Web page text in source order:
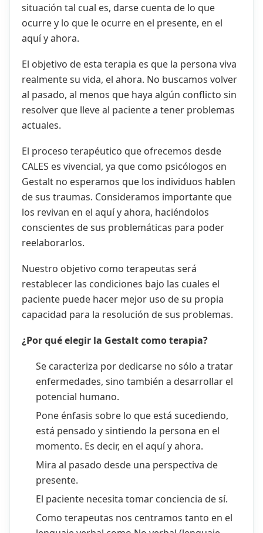
situación tal cual es, darse cuenta de lo que
ocurre y lo que le ocurre en el presente, en el
aquí y ahora.
El objetivo de esta terapia es que la persona viva
realmente su vida, el ahora. No buscamos volver
al pasado, al menos que haya algún conflicto sin
resolver que lleve al paciente a tener problemas
actuales.
El proceso terapéutico que ofrecemos desde
CALES es vivencial, ya que como psicólogos en
Gestalt no esperamos que los individuos hablen
de sus traumas. Consideramos importante que
los revivan en el aquí y ahora, haciéndolos
conscientes de sus problemáticas para poder
reelaborarlos.
Nuestro objetivo como terapeutas será
restablecer las condiciones bajo las cuales el
paciente puede hacer mejor uso de su propia
capacidad para la resolución de sus problemas.
¿Por qué elegir la Gestalt como terapia?
Se caracteriza por dedicarse no sólo a tratar
enfermedades, sino también a desarrollar el
potencial humano.
Pone énfasis sobre lo que está sucediendo,
está pensado y sintiendo la persona en el
momento. Es decir, en el aquí y ahora.
Mira al pasado desde una perspectiva de
presente.
El paciente necesita tomar conciencia de sí.
Como terapeutas nos centramos tanto en el